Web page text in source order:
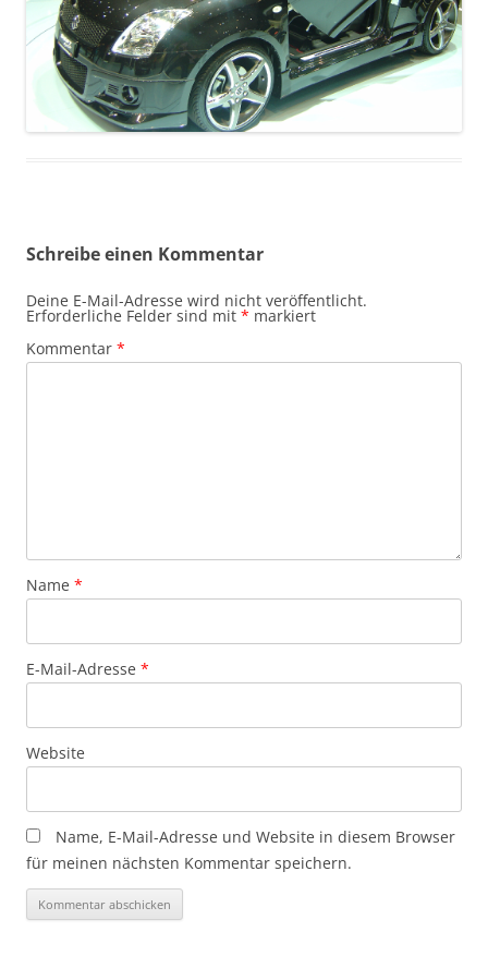
Schreibe einen Kommentar
Deine E-Mail-Adresse wird nicht veröffentlicht.
Erforderliche Felder sind mit * markiert
Kommentar *
Name *
E-Mail-Adresse *
Website
Name, E-Mail-Adresse und Website in diesem Browser
für meinen nächsten Kommentar speichern.